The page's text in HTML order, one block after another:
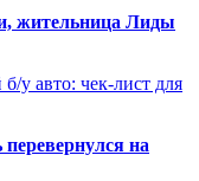
жительница Лиды
у авто: чек-лист для
на